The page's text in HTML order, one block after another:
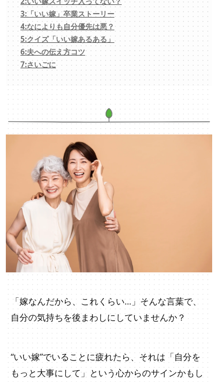
3:「いい嫁」卒業ストーリー
4:なによりも自分優先は悪？
5:クイズ「いい嫁あるある」
6:夫への伝え方コツ
7:さいごに
「嫁なんだから、これくらい…」そんな言葉で、
自分の気持ちを後まわしにしていませんか？
“いい嫁”でいることに疲れたら、それは「自分を
もっと大事にして」という心からのサインかもし